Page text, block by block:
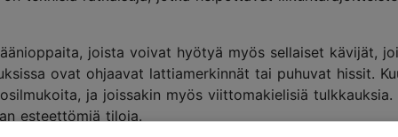
joista voivat hyötyä myös sellaiset kävijät,
ovat ohjaavat lattiamerkinnät tai puhuvat hissit.
ja joissakin myös viittomakielisiä tulkkauksia.
esteettömiä tiloja.